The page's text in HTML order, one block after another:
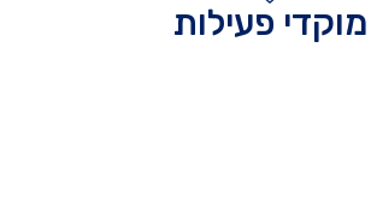
מוקדי פעילות